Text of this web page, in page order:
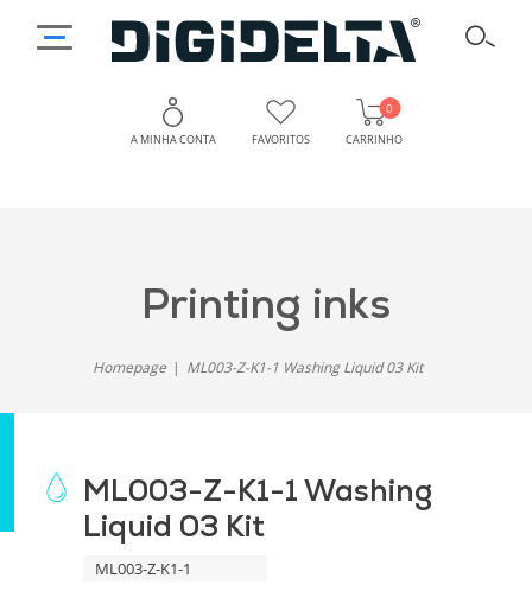
A MINHA CONTA FAVORITOS CARRINHO
0
printing inks
Homepage ML003-Z-K1-1 Washing Liquid 03 Kit
ML003-Z-K1-1 Washing
Liquid 03 Kit
ML003-Z-K1-1